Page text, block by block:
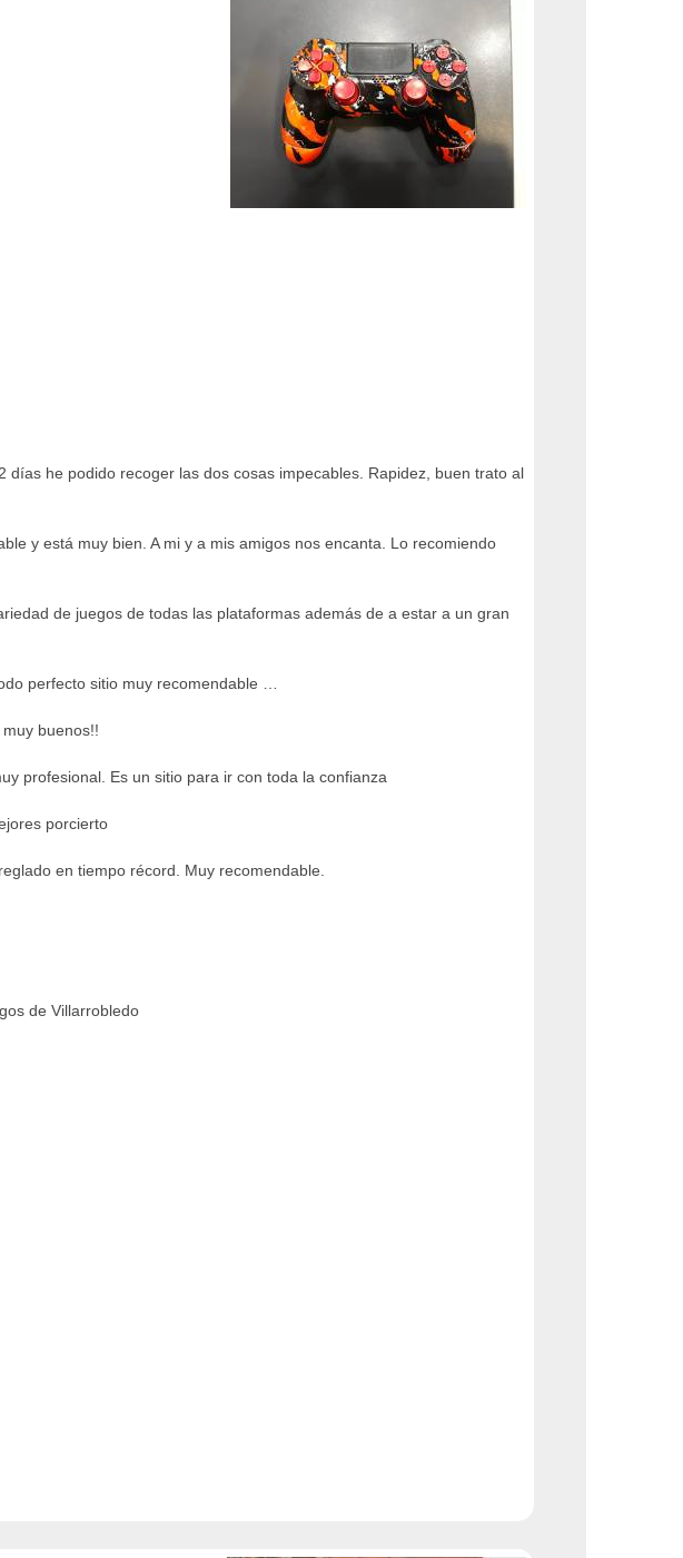
he podido recoger las dos cosas impecables. Rapidez, buen trato al
y está muy bien. A mi y a mis amigos nos encanta. Lo recomiendo
de juegos de todas las plataformas además de a estar a un gran
perfecto sitio muy recomendable …
buenos!!
profesional. Es un sitio para ir con toda la confianza
porcierto
en tiempo récord. Muy recomendable.
de Villarrobledo